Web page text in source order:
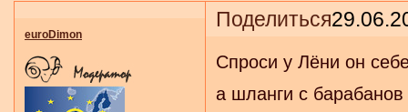
Поделиться
euroDimon
Спроси у Лёни он
а шланги с